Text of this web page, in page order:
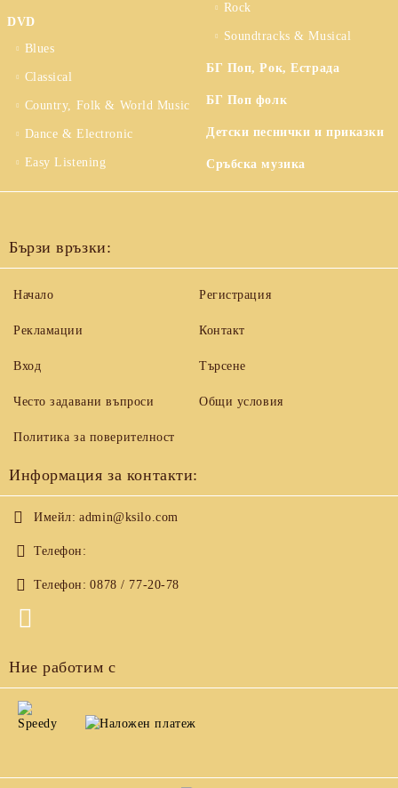
DVD
Blues
Classical
Country, Folk & World Music
Dance & Electronic
Easy Listening
Rock
Soundtracks & Musical
БГ Поп, Рок, Естрада
БГ Поп фолк
Детски песнички и приказки
Сръбска музика
Бързи връзки:
Начало
Рекламации
Вход
Често задавани въпроси
Регистрация
Контакт
Търсене
Общи условия
Политика за поверителност
Информация за контакти:
Имейл: admin@ksilo.com
Телефон:
Телефон: 0878 / 77-20-78
Ние работим с